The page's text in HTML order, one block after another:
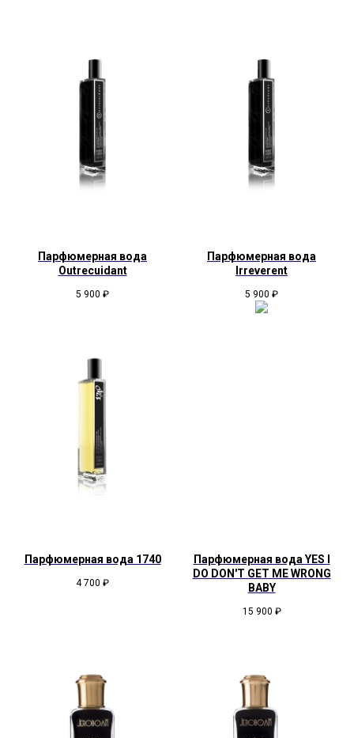
Парфюмерная вода
Outrecuidant
5 900 ₽
Парфюмерная вода
Irreverent
5 900 ₽
Парфюмерная вода 1740
4 700 ₽
Парфюмерная вода YES I
DO DON'T GET ME WRONG
BABY
15 900 ₽